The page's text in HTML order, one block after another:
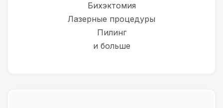
Бихэктомия
Лазерные процедуры
Пилинг
и больше